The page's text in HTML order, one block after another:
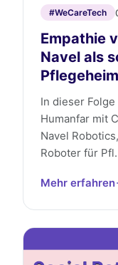
#WeCareTech
Empathie
Navel als
Pflegeheim
In dieser
Humanfar mit
Navel
Roboter für
Mehr erfahren